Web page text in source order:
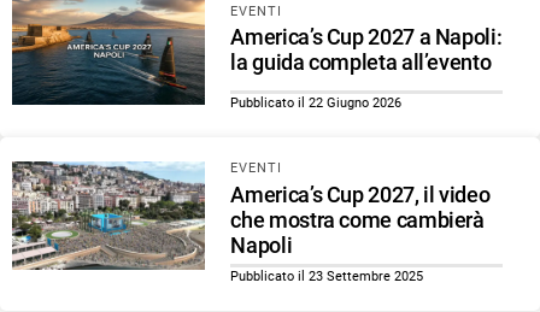
EVENTI
America’s Cup 2027 a Napoli:
la guida completa all’evento
Pubblicato il 22 Giugno 2026
EVENTI
America’s Cup 2027, il video
che mostra come cambierà
Napoli
Pubblicato il 23 Settembre 2025